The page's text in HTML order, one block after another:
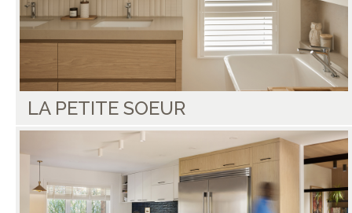
LA PETITE SOEUR